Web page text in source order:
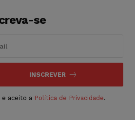
se
INSCREVER
e aceito a Política de Privacidade.